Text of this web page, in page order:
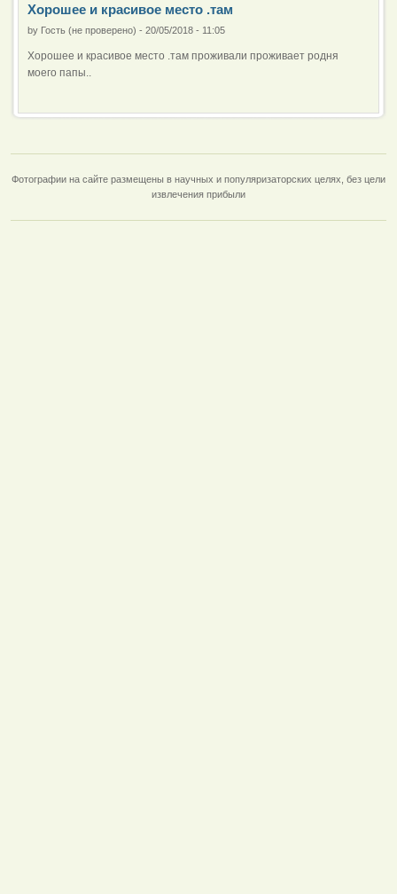
Хорошее и красивое место .там
by Гость (не проверено) - 20/05/2018 - 11:05
Хорошее и красивое место .там проживали проживает родня
моего папы..
Фотографии на сайте размещены в научных и популяризаторских целях, без цели
извлечения прибыли